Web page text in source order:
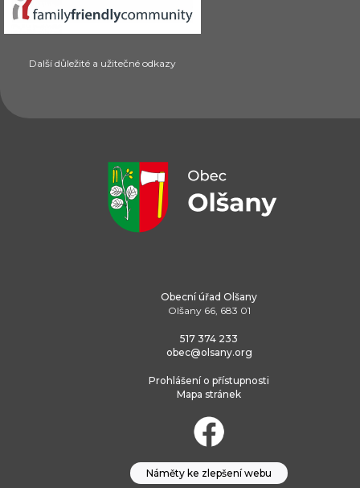
Další důležité a užitečné odkazy
Obecní úřad Olšany
Olšany 66, 683 01
517 374 233
obec@olsany.org
Prohlášení o přístupnosti
Mapa stránek
Náměty ke zlepšení webu